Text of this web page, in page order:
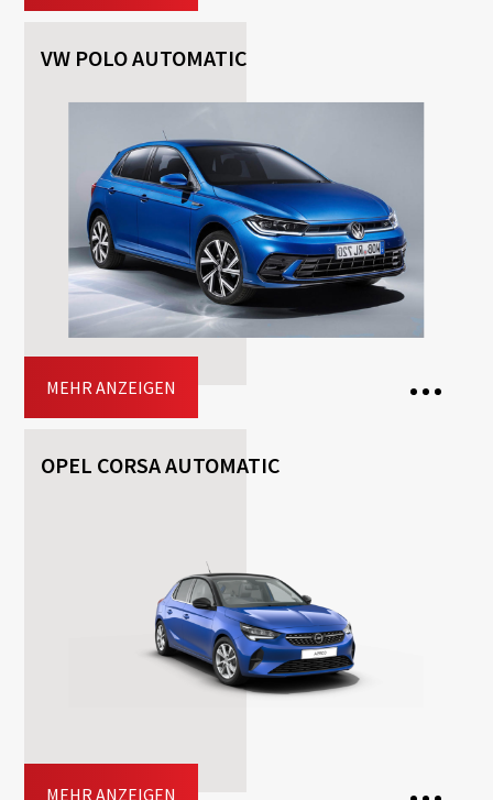
5 Doors
Transmission: Automatisch
Fuel: Benzin
Driving licence: B
Jetzt buchen
VW POLO AUTOMATIC
MEHR ANZEIGEN
5 Doors
Transmission: Automatisch
Fuel: Benzin
Driving licence: Β
OPEL CORSA AUTOMATIC
MEHR ANZEIGEN